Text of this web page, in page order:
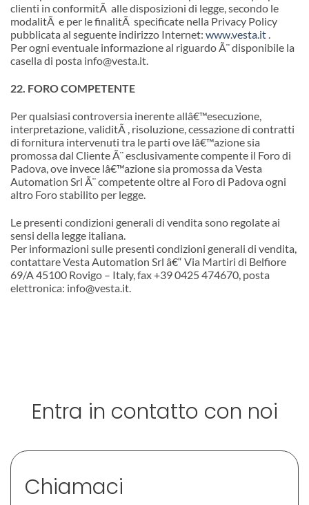
clienti in conformitÃ alle disposizioni di legge, secondo le
modalitÃ e per le finalitÃ specificate nella Privacy Policy
pubblicata al seguente indirizzo Internet: www.vesta.it.
Per ogni eventuale informazione al riguardo Ã¨ disponibile la
casella di posta info@vesta.it.
22. FORO COMPETENTE
Per qualsiasi controversia inerente allâ€™esecuzione,
interpretazione, validitÃ , risoluzione, cessazione di contratti
di fornitura intervenuti tra le parti ove lâ€™azione sia
promossa dal Cliente Ã¨ esclusivamente compente il Foro di
Padova, ove invece lâ€™azione sia promossa da Vesta
Automation Srl Ã¨ competente oltre al Foro di Padova ogni
altro Foro stabilito per legge.
Le presenti condizioni generali di vendita sono regolate ai
sensi della legge italiana.
Per informazioni sulle presenti condizioni generali di vendita,
contattare Vesta Automation Srl â€“ Via Martiri di Belfiore
69/A 45100 Rovigo – Italy, fax +39 0425 474670, posta
elettronica: info@vesta.it.
Entra in contatto con noi
Chiamaci